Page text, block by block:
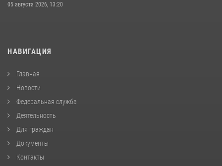
05 августа 2026, 13:20
НАВИГАЦИЯ
Главная
Новости
Федеральная служба
Деятельность
Для граждан
Документы
Контакты